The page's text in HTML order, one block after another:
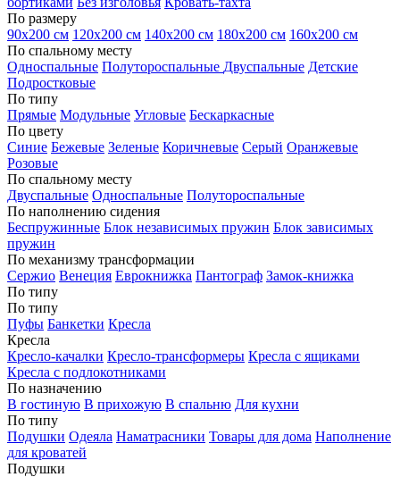
По размеру
90х200 см 120х200 см 140х200 см 180х200 см 160х200 см
По спальному месту
Односпальные Полутороспальные Двуспальные Детские
Подростковые
По типу
Прямые Модульные Угловые Бескаркасные
По цвету
Синие Бежевые Зеленые Коричневые Серый Оранжевые
Розовые
По спальному месту
Двуспальные Односпальные Полутороспальные
По наполнению сидения
Беспружинные Блок независимых пружин Блок зависимых
пружин
По механизму трансформации
Сержио Венеция Еврокнижка Пантограф Замок-книжка
По типу
По типу
Пуфы Банкетки Кресла
Кресла
Кресло-качалки Кресло-трансформеры Кресла с ящиками
Кресла с подлокотниками
По назначению
В гостиную В прихожую В спальню Для кухни
По типу
Подушки Одеяла Наматрасники Товары для дома Наполнение
для кроватей
Подушки